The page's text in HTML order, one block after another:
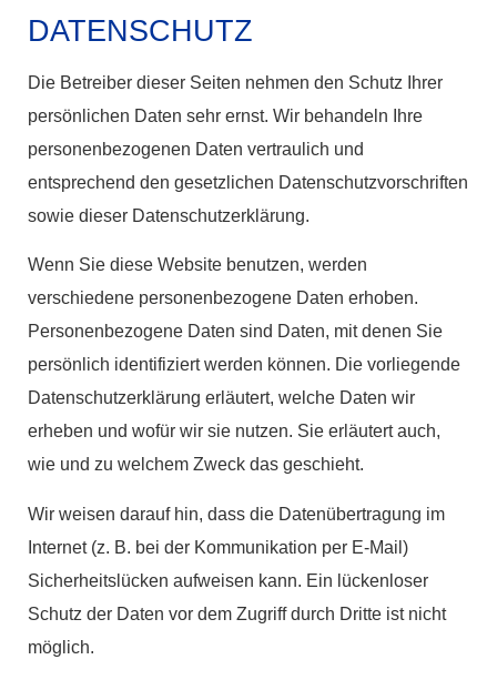
DATENSCHUTZ
Die Betreiber dieser Seiten nehmen den Schutz Ihrer
persönlichen Daten sehr ernst. Wir behandeln Ihre
personenbezogenen Daten vertraulich und
entsprechend den gesetzlichen Datenschutzvorschriften
sowie dieser Datenschutzerklärung.
Wenn Sie diese Website benutzen, werden
verschiedene personenbezogene Daten erhoben.
Personenbezogene Daten sind Daten, mit denen Sie
persönlich identifiziert werden können. Die vorliegende
Datenschutzerklärung erläutert, welche Daten wir
erheben und wofür wir sie nutzen. Sie erläutert auch,
wie und zu welchem Zweck das geschieht.
Wir weisen darauf hin, dass die Datenübertragung im
Internet (z. B. bei der Kommunikation per E-Mail)
Sicherheitslücken aufweisen kann. Ein lückenloser
Schutz der Daten vor dem Zugriff durch Dritte ist nicht
möglich.